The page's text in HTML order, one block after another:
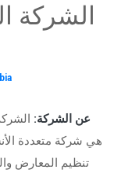
الشركة
عن الشركة:
تنظيم المعارض